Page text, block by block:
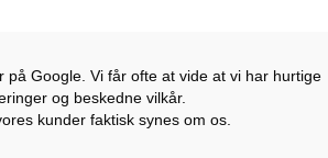
på Google. Vi får ofte at vide at vi har hurtige
og beskedne vilkår.
kunder faktisk synes om os.